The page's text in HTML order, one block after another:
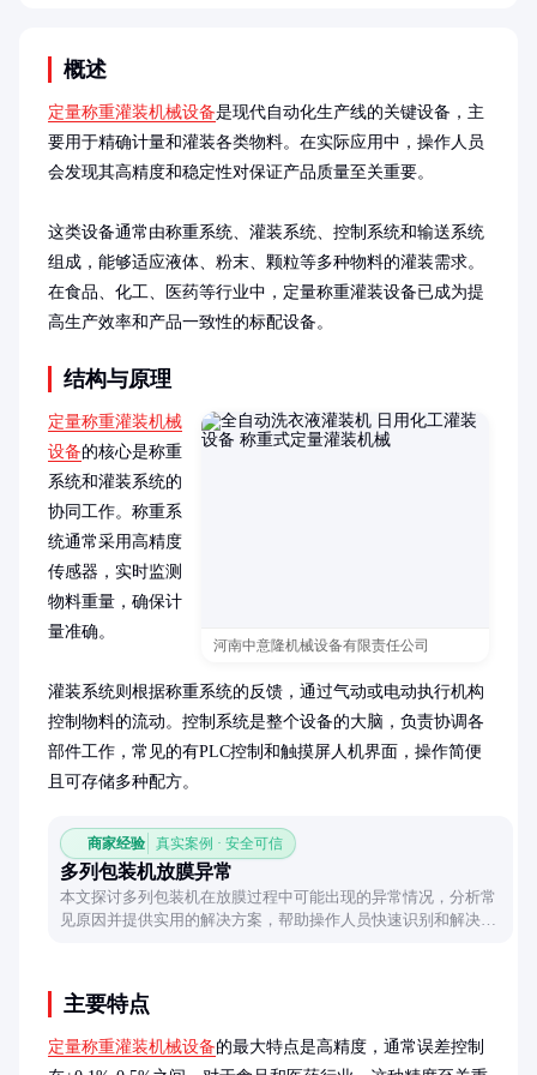
概述
定量称重灌装机械设备是现代自动化生产线的关键设备，主
要用于精确计量和灌装各类物料。在实际应用中，操作人员
会发现其高精度和稳定性对保证产品质量至关重要。
这类设备通常由称重系统、灌装系统、控制系统和输送系统
组成，能够适应液体、粉末、颗粒等多种物料的灌装需求。
在食品、化工、医药等行业中，定量称重灌装设备已成为提
高生产效率和产品一致性的标配设备。
结构与原理
河南中意隆机械设备有限责任公司
定量称重灌装机械
设备的核心是称重
系统和灌装系统的
协同工作。称重系
统通常采用高精度
传感器，实时监测
物料重量，确保计
量准确。
灌装系统则根据称重系统的反馈，通过气动或电动执行机构
控制物料的流动。控制系统是整个设备的大脑，负责协调各
部件工作，常见的有PLC控制和触摸屏人机界面，操作简便
且可存储多种配方。
商家经验 真实案例 · 安全可信
多列包装机放膜异常
本文探讨多列包装机在放膜过程中可能出现的异常情况，分析常
见原因并提供实用的解决方案，帮助操作人员快速识别和解决问
主要特点
定量称重灌装机械设备的最大特点是高精度，通常误差控制